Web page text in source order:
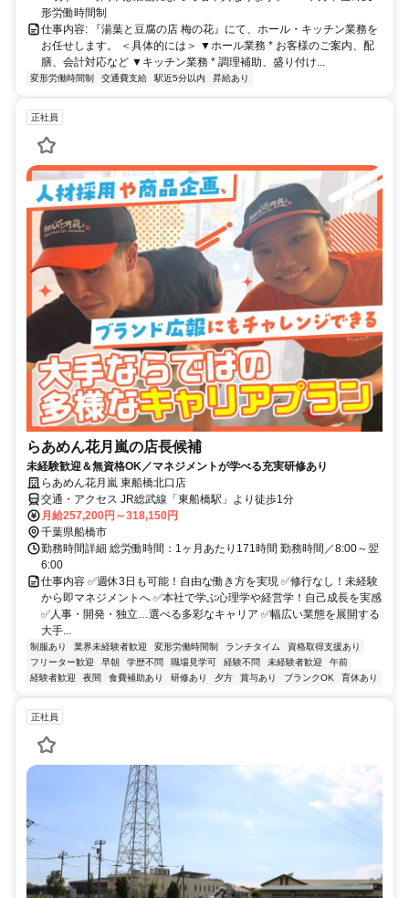
形労働時間制
仕事内容: 『湯葉と豆腐の店 梅の花』にて、ホール・キッチン業務を
お任せします。 ＜具体的には＞ ▼ホール業務 * お客様のご案内、配
膳、会計対応など ▼キッチン業務 * 調理補助、盛り付け...
変形労働時間制 交通費支給 駅近5分以内 昇給あり
正社員
らあめん花月嵐の店長候補
未経験歓迎＆無資格OK／マネジメントが学べる充実研修あり
らあめん花月嵐 東船橋北口店
交通・アクセス JR総武線「東船橋駅」より徒歩1分
月給257,200円～318,150円
千葉県船橋市
勤務時間詳細 総労働時間：1ヶ月あたり171時間 勤務時間／8:00～翌
6:00
仕事内容 ✅週休3日も可能！自由な働き方を実現 ✅修行なし！未経験
から即マネジメントへ ✅本社で学ぶ心理学や経営学！自己成長を実感
✅人事・開発・独立…選べる多彩なキャリア ✅幅広い業態を展開する
大手...
制服あり 業界未経験者歓迎 変形労働時間制 ランチタイム
資格取得支援あり
フリーター歓迎
早朝 学歴不問 職場見学可 経験不問 未経験者歓迎
午前
経験者歓迎
夜間 食費補助あり 研修あり 夕方 賞与あり ブランクOK 育休あり
正社員